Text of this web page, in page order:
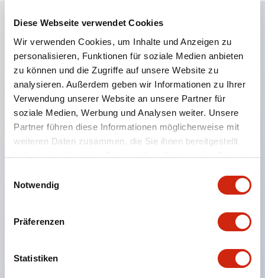
Diese Webseite verwendet Cookies
Wir verwenden Cookies, um Inhalte und Anzeigen zu
personalisieren, Funktionen für soziale Medien anbieten
zu können und die Zugriffe auf unsere Website zu
analysieren. Außerdem geben wir Informationen zu Ihrer
Verwendung unserer Website an unsere Partner für
soziale Medien, Werbung und Analysen weiter. Unsere
Partner führen diese Informationen möglicherweise mit
weiteren Daten zusammen, die Sie ihnen bereitgestellt
haben oder die sie im Rahmen Ihrer Nutzung der Dienste
Notwendig
Präferenzen
Statistiken
Hauptmerkmale
Durch die Verwendung von Glas-Epoxid-
Leiterplatten wird eine lange Lebensdauer erreicht
Staubdichtes Design mit verbesserter
Umweltbeständigkeit und Kontaktzuverlässigkeit
für hohe Zuverlässigkeit
Große und gut sichtbare Anzeigezeichen von
Einfaches Verbinden der Einheiten und Einbau in
Frontmontage mit Snap-On-Typ zur Befestigung